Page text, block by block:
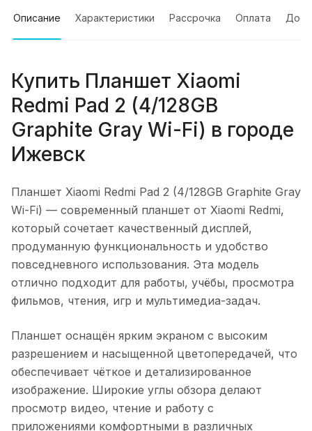
Описание Характеристики Рассрочка Оплата
Купить Планшет Xiaomi
Redmi Pad 2 (4/128GB
Graphite Gray Wi-Fi) в городе
Ижевск
Планшет Xiaomi Redmi Pad 2 (4/128GB Graphite Gray
Wi-Fi) — современный планшет от Xiaomi Redmi,
который сочетает качественный дисплей,
продуманную функциональность и удобство
повседневного использования. Эта модель
отлично подходит для работы, учёбы, просмотра
фильмов, чтения, игр и мультимедиа-задач.
Планшет оснащён ярким экраном с высоким
разрешением и насыщенной цветопередачей, что
обеспечивает чёткое и детализированное
изображение. Широкие углы обзора делают
просмотр видео, чтение и работу с
приложениями комфортными в различных